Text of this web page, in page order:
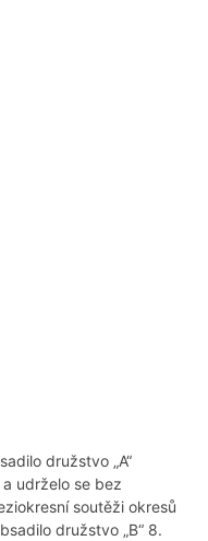
družstvo „A“
udrželo se bez
soutěži okresů
družstvo „B“ 8.